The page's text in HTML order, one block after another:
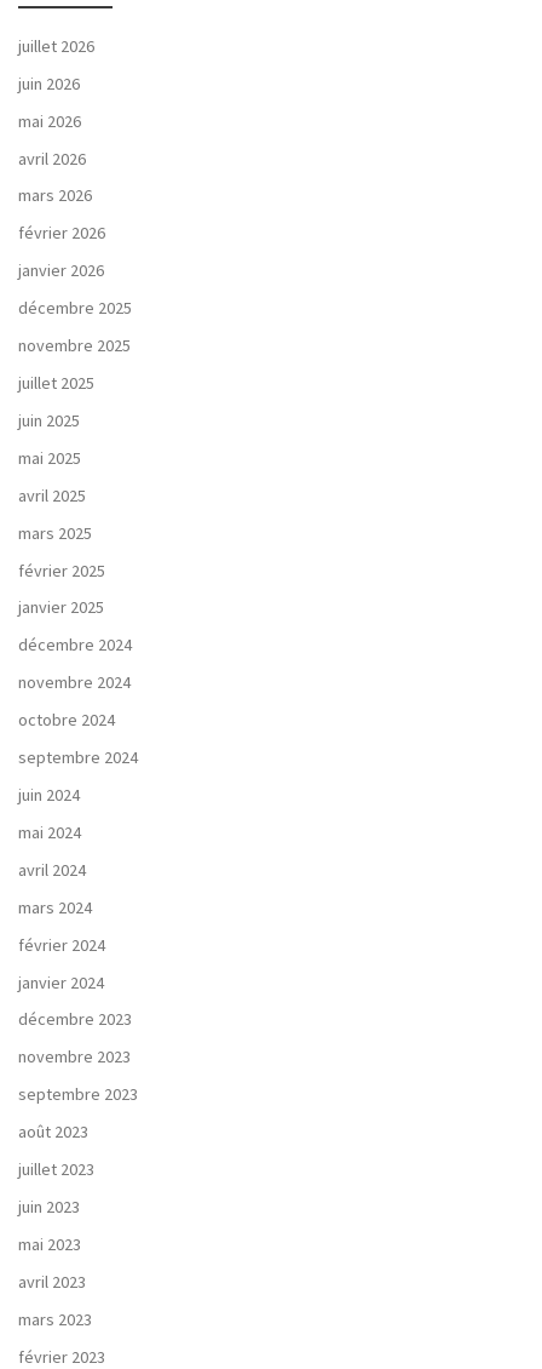
juillet 2026
juin 2026
mai 2026
avril 2026
mars 2026
février 2026
janvier 2026
décembre 2025
novembre 2025
juillet 2025
juin 2025
mai 2025
avril 2025
mars 2025
février 2025
janvier 2025
décembre 2024
novembre 2024
octobre 2024
septembre 2024
juin 2024
mai 2024
avril 2024
mars 2024
février 2024
janvier 2024
décembre 2023
novembre 2023
septembre 2023
août 2023
juillet 2023
juin 2023
mai 2023
avril 2023
mars 2023
février 2023